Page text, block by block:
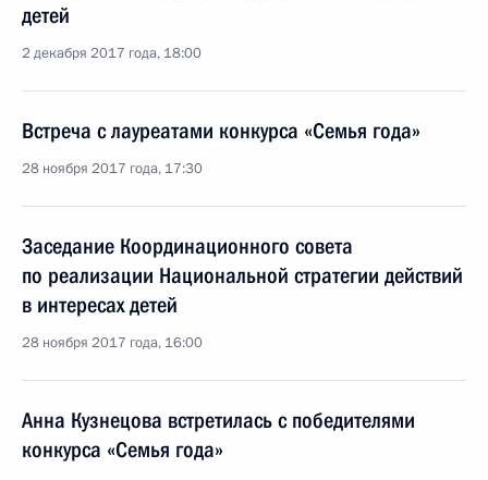
детей
2 декабря 2017 года, 18:00
Встреча с лауреатами конкурса «Семья года»
28 ноября 2017 года, 17:30
Заседание Координационного совета
по реализации Национальной стратегии действий
в интересах детей
28 ноября 2017 года, 16:00
Анна Кузнецова встретилась с победителями
конкурса «Семья года»